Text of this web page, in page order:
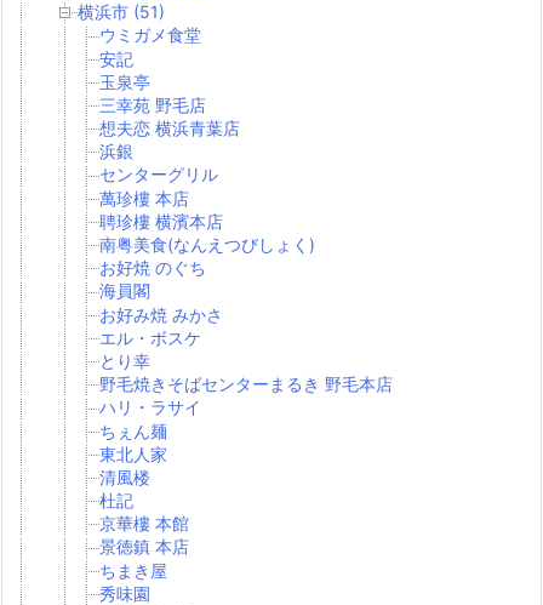
横浜市 (51)
ウミガメ食堂
安記
玉泉亭
三幸苑 野毛店
想夫恋 横浜青葉店
浜銀
センターグリル
萬珍樓 本店
聘珍樓 横濱本店
南粤美食(なんえつびしょく)
お好焼 のぐち
海員閣
お好み焼 みかさ
エル・ボスケ
とり幸
野毛焼きそばセンターまるき 野毛本店
ハリ・ラサイ
ちぇん麺
東北人家
清風楼
杜記
京華樓 本館
景徳鎮 本店
ちまき屋
秀味園